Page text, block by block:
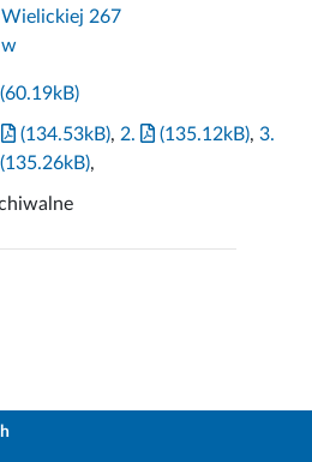
Wielickiej 267
w
(60.19kB)
(134.53kB), 2. (135.12kB),3.
(135.26kB),